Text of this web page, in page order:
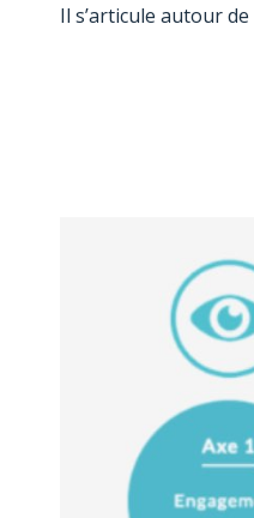
Il s’articule autour de